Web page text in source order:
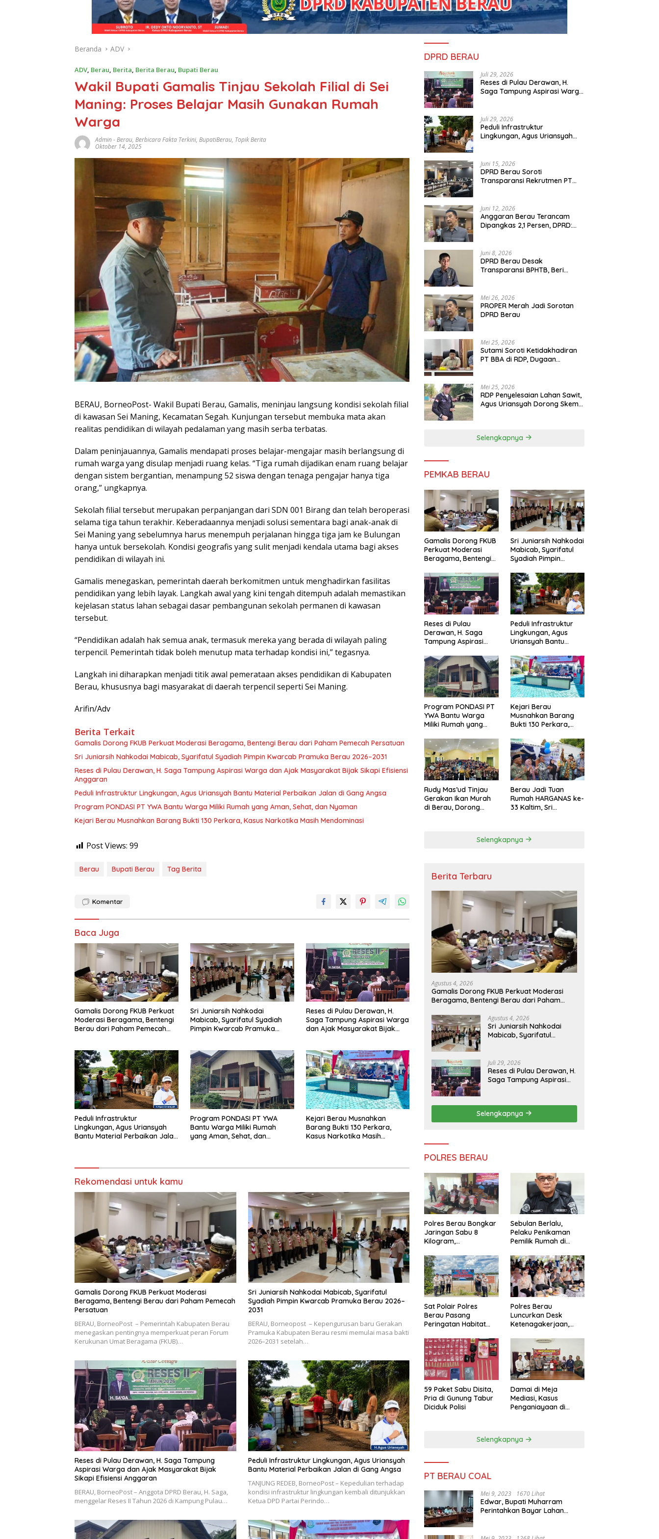
Beranda ADV
ADV, Berau, Berita, Berita Berau, Bupati Berau
Wakil Bupati Gamalis Tinjau Sekolah Filial di Sei
Maning: Proses Belajar Masih Gunakan Rumah
Warga
Admin-Berau, Berbicara Fakta Terkini, BupatiBerau, Topik Berita
Oktober 14, 2025
BERAU, BorneoPost- Wakil Bupati Berau, Gamalis, meninjau langsung kondisi sekolah filial
di kawasan Sei Maning, Kecamatan Segah. Kunjungan tersebut membuka mata akan
realitas pendidikan di wilayah pedalaman yang masih serba terbatas.
Dalam peninjauannya, Gamalis mendapati proses belajar-mengajar masih berlangsung di
rumah warga yang disulap menjadi ruang kelas. “Tiga rumah dijadikan enam ruang belajar
dengan sistem bergantian, menampung 52 siswa dengan tenaga pengajar hanya tiga
orang,” ungkapnya.
Sekolah filial tersebut merupakan perpanjangan dari SDN 001 Birang dan telah beroperasi
selama tiga tahun terakhir. Keberadaannya menjadi solusi sementara bagi anak-anak di
Sei Maning yang sebelumnya harus menempuh perjalanan hingga tiga jam ke Bulungan
hanya untuk bersekolah. Kondisi geografis yang sulit menjadi kendala utama bagi akses
pendidikan di wilayah ini.
Gamalis menegaskan, pemerintah daerah berkomitmen untuk menghadirkan fasilitas
pendidikan yang lebih layak. Langkah awal yang kini tengah ditempuh adalah memastikan
kejelasan status lahan sebagai dasar pembangunan sekolah permanen di kawasan
tersebut.
“Pendidikan adalah hak semua anak, termasuk mereka yang berada di wilayah paling
terpencil. Pemerintah tidak boleh menutup mata terhadap kondisi ini,” tegasnya.
Langkah ini diharapkan menjadi titik awal pemerataan akses pendidikan di Kabupaten
Berau, khususnya bagi masyarakat di daerah terpencil seperti Sei Maning.
Arifin/Adv
Berita Terkait
Gamalis Dorong FKUB Perkuat Moderasi Beragama, Bentengi Berau dari Paham Pemecah Persatuan
Sri Juniarsih Nahkodai Mabicab, Syarifatul Syadiah Pimpin Kwarcab Pramuka Berau 2026–2031
Reses di Pulau Derawan, H. Saga Tampung Aspirasi Warga dan Ajak Masyarakat Bijak Sikapi Efisiensi
Anggaran
Peduli Infrastruktur Lingkungan, Agus Uriansyah Bantu Material Perbaikan Jalan di Gang Angsa
Program PONDASI PT YWA Bantu Warga Miliki Rumah yang Aman, Sehat, dan Nyaman
Kejari Berau Musnahkan Barang Bukti 130 Perkara, Kasus Narkotika Masih Mendominasi
Post Views: 99
Berau Bupati Berau Tag Berita
Komentar
Baca Juga
Gamalis Dorong FKUB Perkuat
Moderasi Beragama, Bentengi
Berau dari Paham Pemecah
Sri Juniarsih Nahkodai
Mabicab, Syarifatul Syadiah
Pimpin Kwarcab Pramuka
Reses di Pulau Derawan, H.
Saga Tampung Aspirasi Warga
dan Ajak Masyarakat Bijak
Peduli Infrastruktur
Lingkungan, Agus Uriansyah
Bantu Material Perbaikan Jalan
Program PONDASI PT YWA
Bantu Warga Miliki Rumah
yang Aman, Sehat, dan
Kejari Berau Musnahkan
Barang Bukti 130 Perkara,
Kasus Narkotika Masih
Rekomendasi untuk kamu
Gamalis Dorong FKUB Perkuat Moderasi
Beragama, Bentengi Berau dari Paham Pemecah
Persatuan
BERAU, BorneoPost – Pemerintah Kabupaten Berau
menegaskan pentingnya memperkuat peran Forum
Kerukunan Umat Beragama (FKUB)…
Sri Juniarsih Nahkodai Mabicab, Syarifatul
Syadiah Pimpin Kwarcab Pramuka Berau 2026–
2031
BERAU, Borneopost – Kepengurusan baru Gerakan
Pramuka Kabupaten Berau resmi memulai masa bakti
2026–2031 setelah…
Reses di Pulau Derawan, H. Saga Tampung
Aspirasi Warga dan Ajak Masyarakat Bijak
Sikapi Efisiensi Anggaran
BERAU, BorneoPost – Anggota DPRD Berau, H. Saga,
menggelar Reses II Tahun 2026 di Kampung Pulau…
Peduli Infrastruktur Lingkungan, Agus Uriansyah
Bantu Material Perbaikan Jalan di Gang Angsa
TANJUNG REDEB, BorneoPost – Kepedulian terhadap
kondisi infrastruktur lingkungan kembali ditunjukkan
Ketua DPD Partai Perindo…
DPRD BERAU
Juli 29, 2026
Reses di Pulau Derawan, H.
Saga Tampung Aspirasi Warga
Juli 29, 2026
Peduli Infrastruktur
Lingkungan, Agus Uriansyah
Juni 15, 2026
DPRD Berau Soroti
Transparansi Rekrutmen PT
Juni 12, 2026
Anggaran Berau Terancam
Dipangkas 2,1 Persen, DPRD:
Juni 8, 2026
DPRD Berau Desak
Transparansi BPHTB, Beri
Mei 26, 2026
PROPER Merah Jadi Sorotan
DPRD Berau
Mei 25, 2026
Sutami Soroti Ketidakhadiran
PT BBA di RDP, Dugaan
Mei 25, 2026
RDP Penyelesaian Lahan Sawit,
Agus Uriansyah Dorong Skema
Selengkapnya
PEMKAB BERAU
Gamalis Dorong FKUB
Perkuat Moderasi
Beragama, Bentengi
Pemecah Persatuan
Sri Juniarsih Nahkodai
Mabicab, Syarifatul
Syadiah Pimpin
Berau 2026–2031
Reses di Pulau
Derawan, H. Saga
Tampung Aspirasi
Masyarakat Bijak
Sikapi Efisiensi
Anggaran
Peduli Infrastruktur
Lingkungan, Agus
Uriansyah Bantu
Jalan di Gang Angsa
Program PONDASI PT
YWA Bantu Warga
Miliki Rumah yang
Nyaman
Kejari Berau
Musnahkan Barang
Bukti 130 Perkara,
Masih Mendominasi
Rudy Mas’ud Tinjau
Gerakan Ikan Murah
di Berau, Dorong
Berau Jadi Tuan
Rumah HARGANAS ke-
33 Kaltim, Sri
Selengkapnya
Berita Terbaru
Agustus 4, 2026
Gamalis Dorong FKUB Perkuat Moderasi
Beragama, Bentengi Berau dari Paham
Agustus 4, 2026
Sri Juniarsih Nahkodai
Mabicab, Syarifatul
Juli 29, 2026
Reses di Pulau Derawan, H.
Saga Tampung Aspirasi
Efisiensi Anggaran
Selengkapnya
POLRES BERAU
Polres Berau Bongkar
Jaringan Sabu 8
Kilogram,
dari Dalam Lapas
Tarakan
Sebulan Berlalu,
Pelaku Penikaman
Pemilik Rumah di
Diburu Polisi
Sat Polair Polres
Berau Pasang
Peringatan Habitat
Polres Berau
Luncurkan Desk
Ketenagakerjaan,
Didorong Tuntas
Lewat Mediasi
59 Paket Sabu Disita,
Pria di Gunung Tabur
Diciduk Polisi
Damai di Meja
Mediasi, Kasus
Penganiayaan di
Selengkapnya
PT BERAU COAL
Mei 9, 2023 1670 Lihat
Edwar, Bupati Muharram
Perintahkan Bayar Lahan